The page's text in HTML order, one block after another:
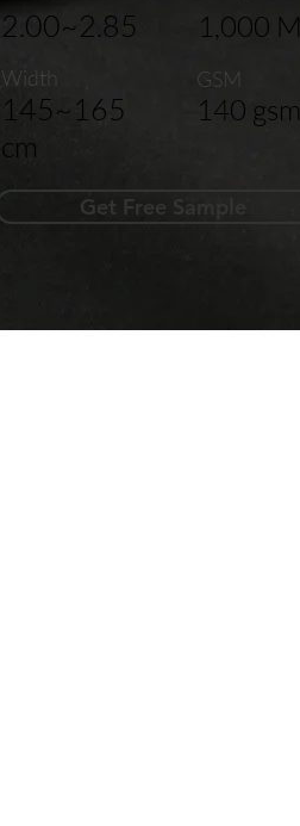
2.00~2.85
Width
145~165
cm
1,000 M
GSM
140 gsm
Get Free Sample